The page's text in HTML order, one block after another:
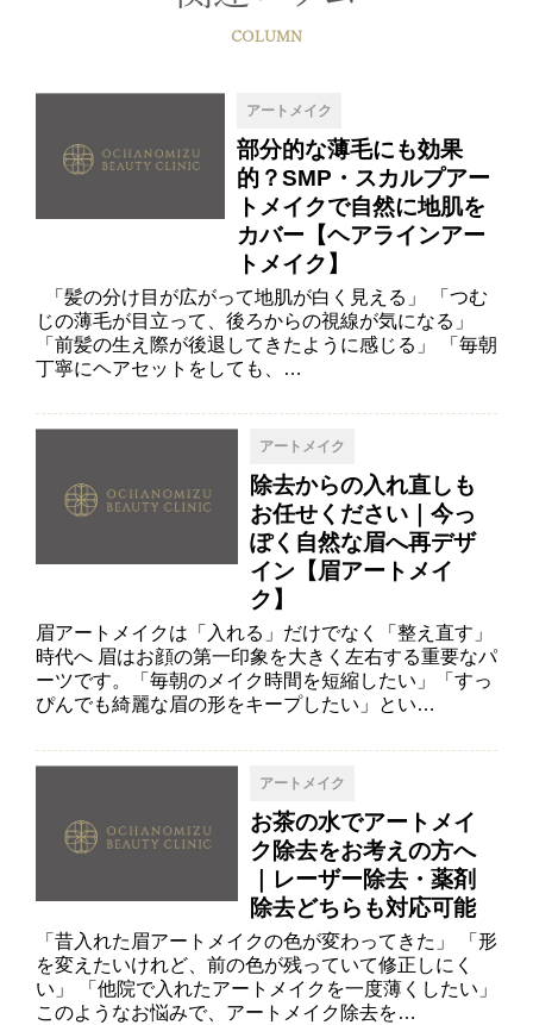
COLUMN
アートメイク
部分的な薄毛にも効果
的？SMP・スカルプアー
トメイクで自然に地肌を
カバー【ヘアラインアー
トメイク】
「髪の分け目が広がって地肌が白く見える」 「つむ
じの薄毛が目立って、後ろからの視線が気になる」
「前髪の生え際が後退してきたように感じる」 「毎朝
丁寧にヘアセットをしても、…
アートメイク
除去からの入れ直しも
お任せください｜今っ
ぽく自然な眉へ再デザ
イン【眉アートメイ
ク】
眉アートメイクは「入れる」だけでなく「整え直す」
時代へ 眉はお顔の第一印象を大きく左右する重要なパ
ーツです。「毎朝のメイク時間を短縮したい」「すっ
ぴんでも綺麗な眉の形をキープしたい」とい…
アートメイク
お茶の水でアートメイ
ク除去をお考えの方へ
｜レーザー除去・薬剤
除去どちらも対応可能
「昔入れた眉アートメイクの色が変わってきた」 「形
を変えたいけれど、前の色が残っていて修正しにく
い」 「他院で入れたアートメイクを一度薄くしたい」
このようなお悩みで、アートメイク除去を…